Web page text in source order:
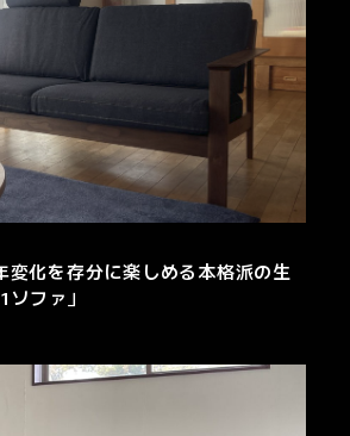
変化を存分に楽しめる本格派の生
ファ」